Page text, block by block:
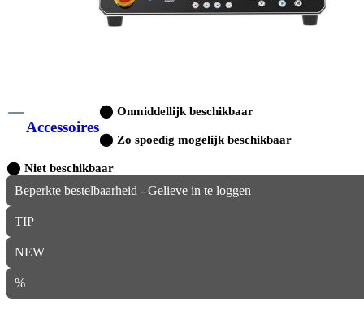
Accessoires
⬤ Onmiddellijk beschikbaar
⬤ Zo spoedig mogelijk beschikbaar
⬤ Niet beschikbaar
Beperkte bestelbaarheid - Gelieve in te loggen
TIP
NEW
%